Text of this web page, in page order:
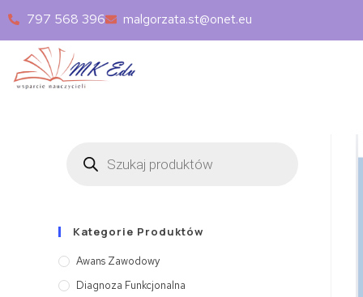
797 568 396 malgorzata.st@onet.eu
Kategorie Produktów
Awans Zawodowy
Diagnoza Funkcjonalna